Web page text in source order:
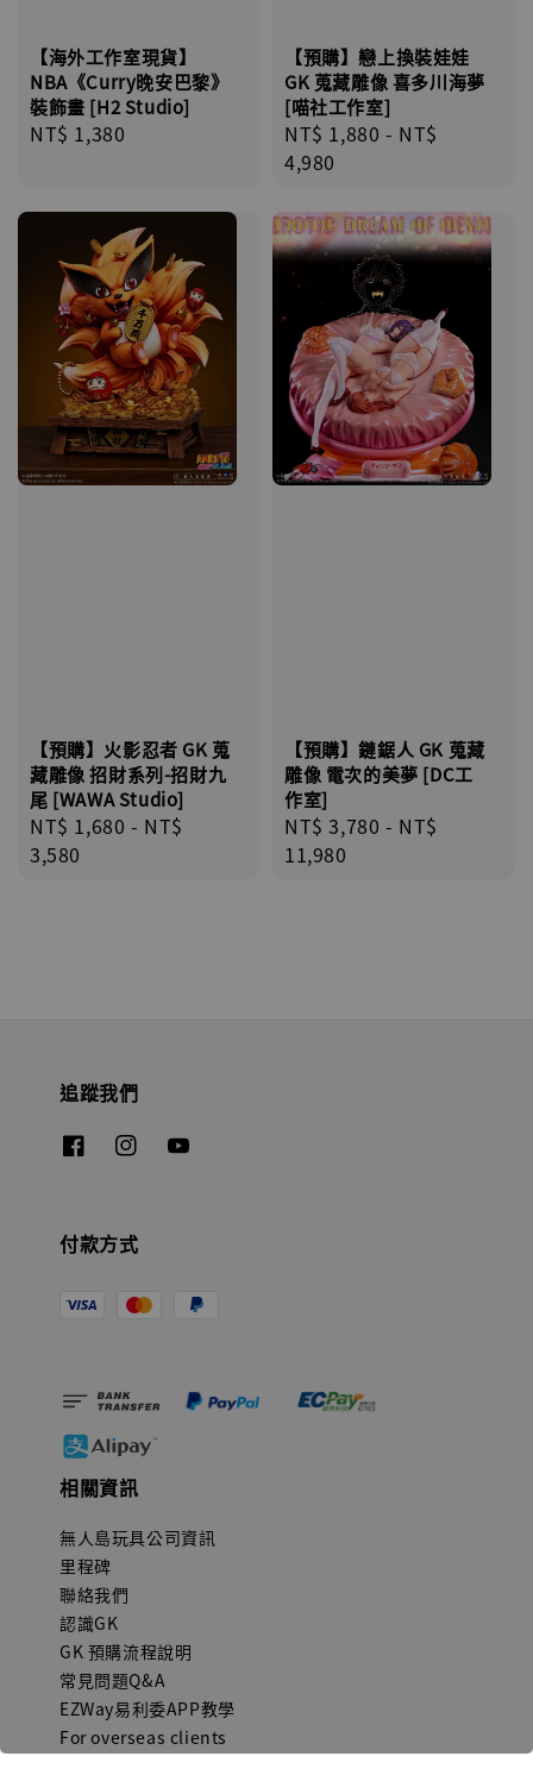
【海外工作室現貨】
NBA《Curry晚安巴黎》
裝飾畫 [H2 Studio]
Regular
NT$ 1,380
【預購】戀上換裝娃娃
GK 蒐藏雕像 喜多川海夢
[喵社工作室]
Regular
price
NT$ 1,880 - NT$
4,980
【預購】火影忍者 GK 蒐
藏雕像 招財系列-招財九
尾 [WAWA Studio]
Regular
price
NT$ 1,680 - NT$
3,580
【預購】鏈鋸人 GK 蒐藏
雕像 電次的美夢 [DC工
作室]
Regular
price
NT$ 3,780 - NT$
11,980
追蹤我們
付款方式
相關資訊
無人島玩具公司資訊
里程碑
聯絡我們
認識GK
GK 預購流程說明
常見問題Q&A
EZWay易利委APP教學
For overseas clients